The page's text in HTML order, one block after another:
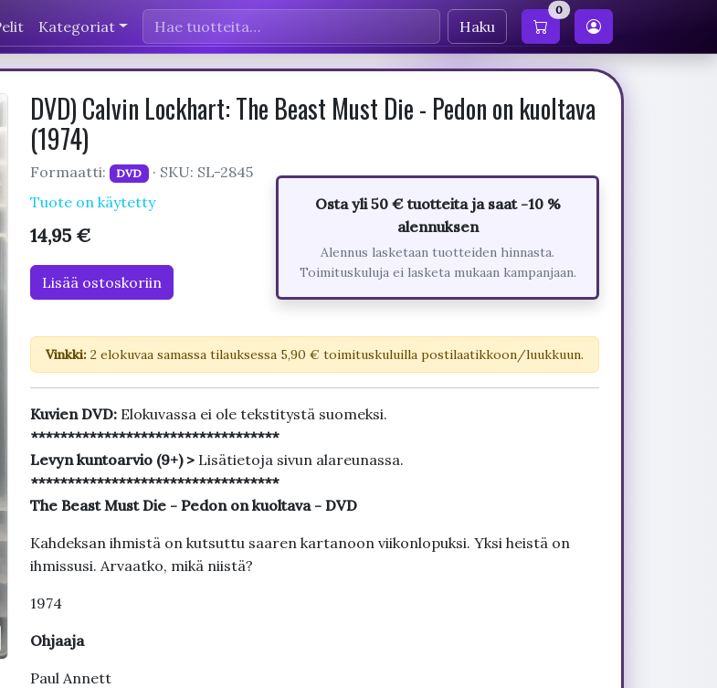
Kategoriat Haku
0
DVD) Calvin Lockhart: The Beast Must Die - Pedon on kuoltava
(1974)
Formaatti: DVD
· SKU: SL-2845
Tuote on käytetty
14,95 €
Lisää ostoskoriin
Osta yli 50 € tuotteita ja saat -10 %
alennuksen
Alennus lasketaan tuotteiden hinnasta.
Toimituskuluja ei lasketa mukaan kampanjaan.
Vinkki:2 elokuvaa samassa tilauksessa 5,90 € toimituskuluilla postilaatikkoon/luukkuun.
Kuvien DVD: Elokuvassa ei ole tekstitystä suomeksi.
**********************************
Levyn kuntoarvio (9+) > Lisätietoja sivun alareunassa.
**********************************
The Beast Must Die - Pedon on kuoltava - DVD
Kahdeksan ihmistä on kutsuttu saaren kartanoon viikonlopuksi. Yksi heistä on
ihmissusi. Arvaatko, mikä niistä?
1974
Ohjaaja
Paul Annett